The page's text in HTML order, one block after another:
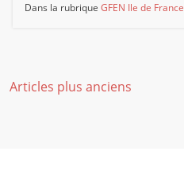
Dans la rubriqueGFEN Ile de France
Navigation
Articles plus anciens